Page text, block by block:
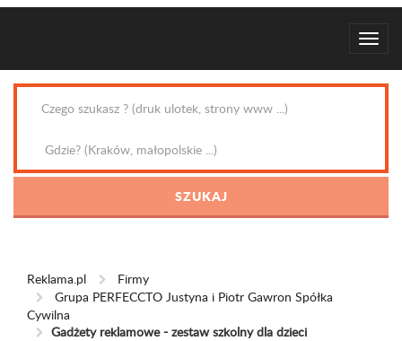
Reklama.pl
Firmy
Grupa PERFECCTO Justyna i Piotr Gawron Spółka
Cywilna
Gadżety reklamowe - zestaw szkolny dla dzieci